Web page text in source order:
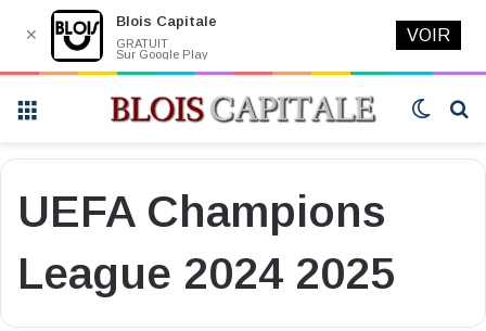
Switch
UEFA Champions
League 2024 2025
✕
Blois Capitale
GRATUIT
Sur Google Play
VOIR